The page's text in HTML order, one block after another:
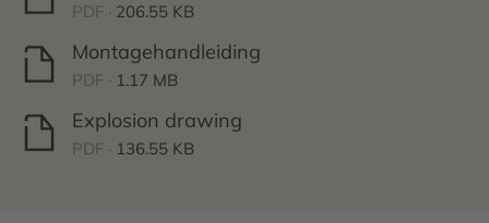
PDF · 206.55 KB
Montagehandleiding
PDF · 1.17 MB
Explosion drawing
PDF · 136.55 KB